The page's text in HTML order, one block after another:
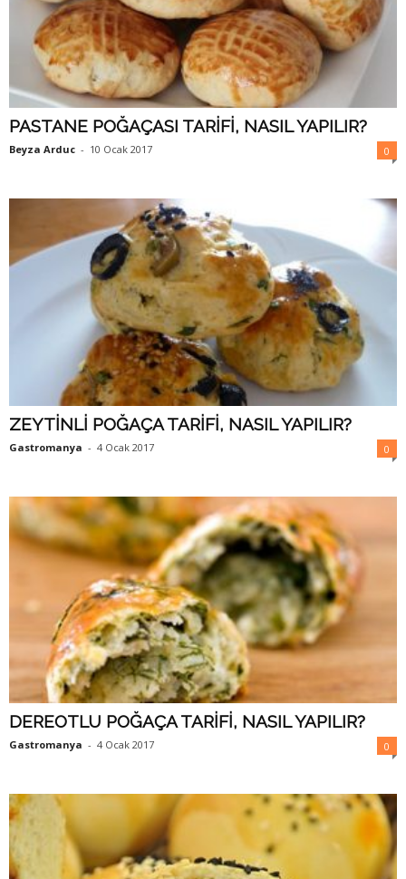
PASTANE POĞAÇASI TARİFİ, NASIL YAPILIR?
Beyza Arduc - 10 Ocak 2017 0
ZEYTİNLİ POĞAÇA TARİFİ, NASIL YAPILIR?
Gastromanya - 4 Ocak 2017 0
DEREOTLU POĞAÇA TARİFİ, NASIL YAPILIR?
Gastromanya - 4 Ocak 2017 0